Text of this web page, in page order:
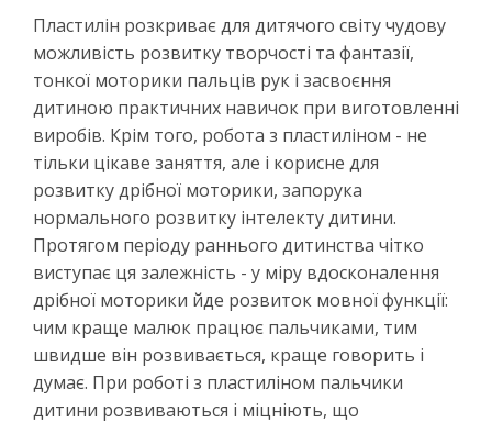
Пластилін розкриває для дитячого світу чудову
можливість розвитку творчості та фантазії,
тонкої моторики пальців рук і засвоєння
дитиною практичних навичок при виготовленні
виробів. Крім того, робота з пластиліном - не
тільки цікаве заняття, але і корисне для
розвитку дрібної моторики, запорука
нормального розвитку інтелекту дитини.
Протягом періоду раннього дитинства чітко
виступає ця залежність - у міру вдосконалення
дрібної моторики йде розвиток мовної функції:
чим краще малюк працює пальчиками, тим
швидше він розвивається, краще говорить і
думає. При роботі з пластиліном пальчики
дитини розвиваються і міцніють, що